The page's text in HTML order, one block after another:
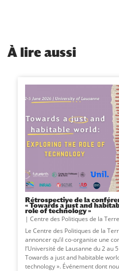
À lire aussi
Rétrospective de la
« Towards a just and
role of technology »
Centre des Politiques de la Terre
Le Centre des Politiques de la
annoncer qu’il co-organise une
l’Université de Lausanne du 2 au
Towards a just and habitable
technology ». Événement dont